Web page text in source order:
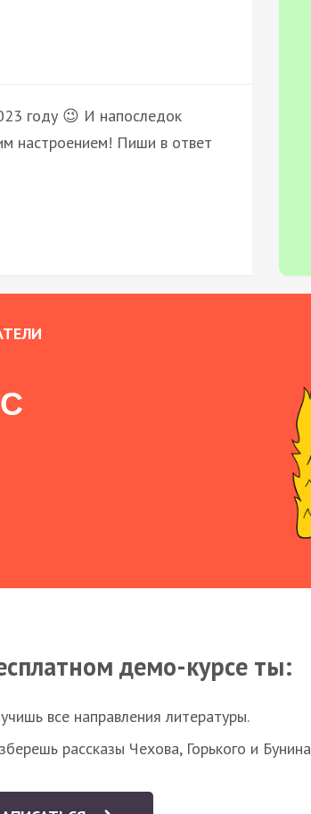
году 😉 И напоследок
настроением! Пиши в ответ
демо-курсе ты:
все направления литературы.
рассказы Чехова, Горького и Бунина